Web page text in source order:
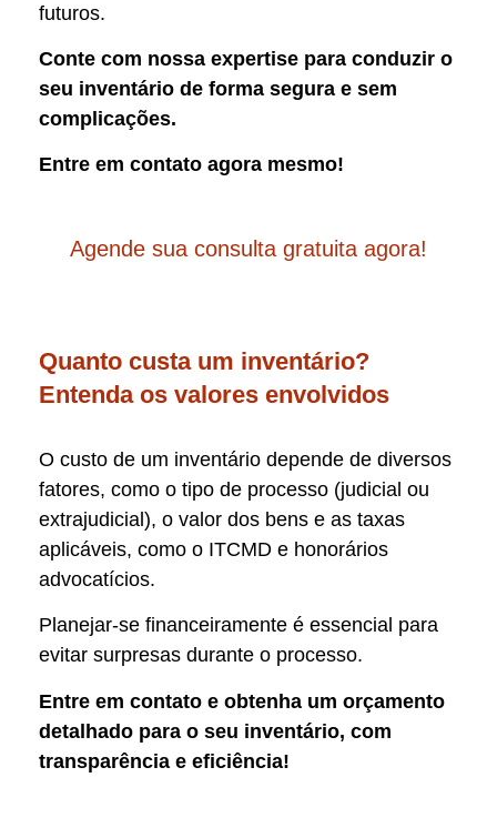
futuros.
Conte com nossa expertise para conduzir o
seu inventário de forma segura e sem
complicações.
Entre em contato agora mesmo!
Agende sua consulta gratuita agora!
Quanto custa um inventário?
Entenda os valores envolvidos
O custo de um inventário depende de diversos
fatores, como o tipo de processo (judicial ou
extrajudicial), o valor dos bens e as taxas
aplicáveis, como o ITCMD e honorários
advocatícios.
Planejar-se financeiramente é essencial para
evitar surpresas durante o processo.
Entre em contato e obtenha um orçamento
detalhado para o seu inventário, com
transparência e eficiência!